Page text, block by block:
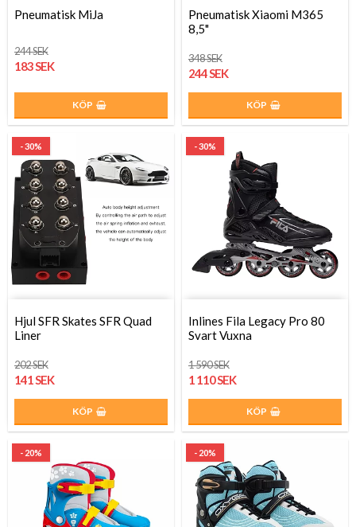
Pneumatisk MiJa
244 SEK
183 SEK
KÖP
Pneumatisk Xiaomi M365
8,5"
348 SEK
244 SEK
KÖP
- 30%
Hjul SFR Skates SFR Quad
Liner
202 SEK
141 SEK
KÖP
- 30%
Inlines Fila Legacy Pro 80
Svart Vuxna
1 590 SEK
1 110 SEK
KÖP
- 20% - 20%